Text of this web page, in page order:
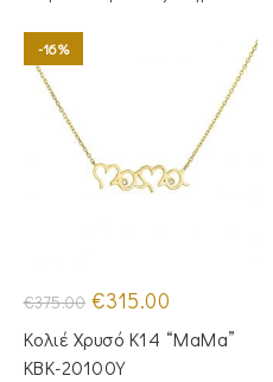
-16%
€375.00 Original
price
was:
€375.00.
€315.00
τιμή
είναι:
Κολιέ Χρυσό Κ14 “MaMa”
KBK-20100Y